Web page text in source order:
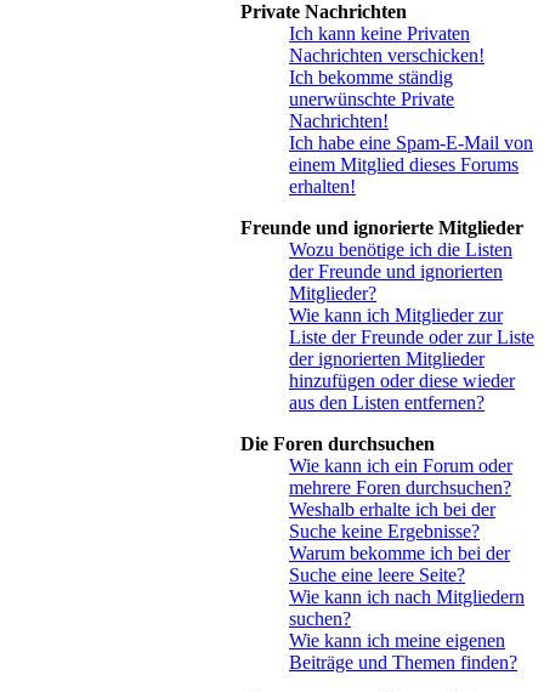
Private Nachrichten
Ich kann keine Privaten
Nachrichten verschicken!
Ich bekomme ständig
unerwünschte Private
Nachrichten!
Ich habe eine Spam-E-Mail von
einem Mitglied dieses Forums
erhalten!
Freunde und ignorierte Mitglieder
Wozu benötige ich die Listen
der Freunde und ignorierten
Mitglieder?
Wie kann ich Mitglieder zur
Liste der Freunde oder zur Liste
der ignorierten Mitglieder
hinzufügen oder diese wieder
aus den Listen entfernen?
Die Foren durchsuchen
Wie kann ich ein Forum oder
mehrere Foren durchsuchen?
Weshalb erhalte ich bei der
Suche keine Ergebnisse?
Warum bekomme ich bei der
Suche eine leere Seite?
Wie kann ich nach Mitgliedern
suchen?
Wie kann ich meine eigenen
Beiträge und Themen finden?